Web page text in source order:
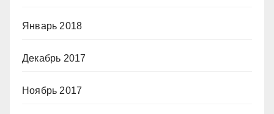
Январь 2018
Декабрь 2017
Ноябрь 2017